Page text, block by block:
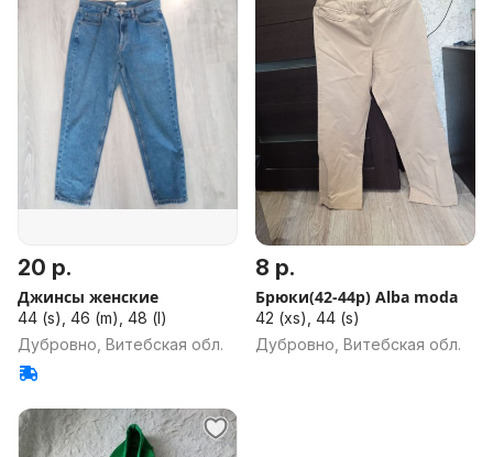
20 р.
Джинсы женские
44 (s), 46 (m), 48 (l)
Дубровно, Витебская обл.
8 р.
Брюки(42-44р) Alba moda
42 (xs), 44 (s)
Дубровно, Витебская обл.